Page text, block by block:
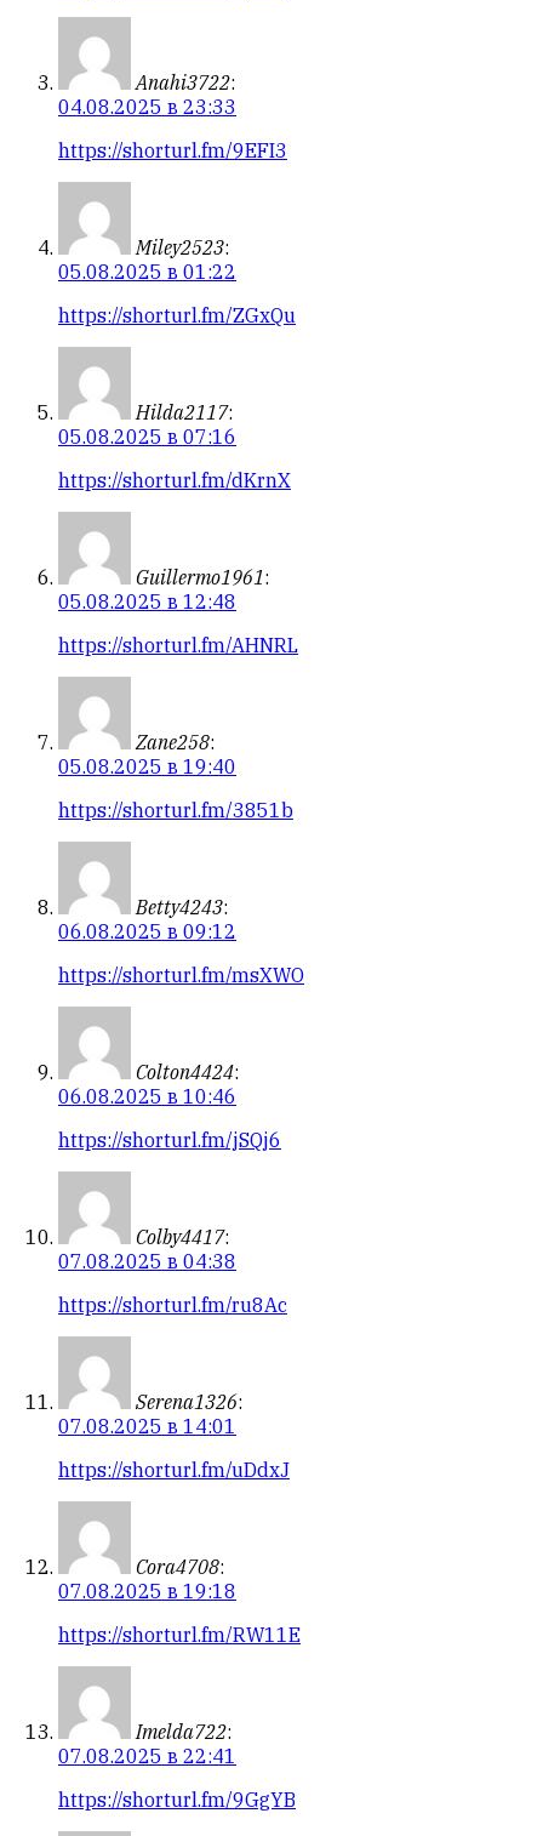
Anahi3722:
04.08.2025 в 23:33
https://shorturl.fm/9EFI3
Miley2523:
05.08.2025 в 01:22
https://shorturl.fm/ZGxQu
Hilda2117:
05.08.2025 в 07:16
https://shorturl.fm/dKrnX
Guillermo1961:
05.08.2025 в 12:48
https://shorturl.fm/AHNRL
Zane258:
05.08.2025 в 19:40
https://shorturl.fm/3851b
Betty4243:
06.08.2025 в 09:12
https://shorturl.fm/msXWO
Colton4424:
06.08.2025 в 10:46
https://shorturl.fm/jSQj6
Colby4417:
07.08.2025 в 04:38
https://shorturl.fm/ru8Ac
Serena1326:
07.08.2025 в 14:01
https://shorturl.fm/uDdxJ
Cora4708:
07.08.2025 в 19:18
https://shorturl.fm/RW11E
Imelda722:
07.08.2025 в 22:41
https://shorturl.fm/9GgYB